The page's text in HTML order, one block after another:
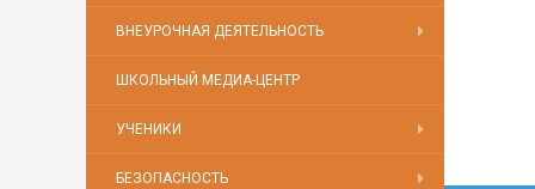
ВНЕУРОЧНАЯ ДЕЯТЕЛЬНОСТЬ
ШКОЛЬНЫЙ МЕДИА-ЦЕНТР
УЧЕНИКИ
БЕЗОПАСНОСТЬ